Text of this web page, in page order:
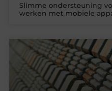
Slimme ondersteuning
werken met mobiele